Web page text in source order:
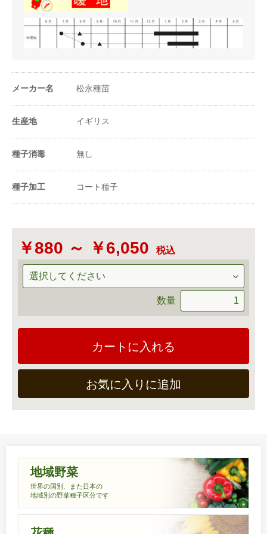
メーカー名 松永種苗
生産地 イギリス
種子消毒 無し
種子加工 コート種子
￥880 ～ ￥6,050 税込
数量
カートに入れる
お気に入りに追加
地域野菜
世界の国別、また日本の
地域別の野菜種子区分です